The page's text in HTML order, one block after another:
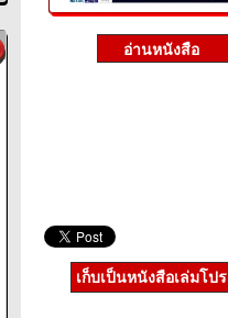
เก็บเป็นหนังสือเล่มโป